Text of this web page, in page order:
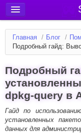
Добавить сервер
Мониторинг
Блог
Статьи
Форум
Вход в аккаунт
Главная / Блог /
Подробный гайд:
Подробный
dpkg-query в
Гайд по
установленных
данных для